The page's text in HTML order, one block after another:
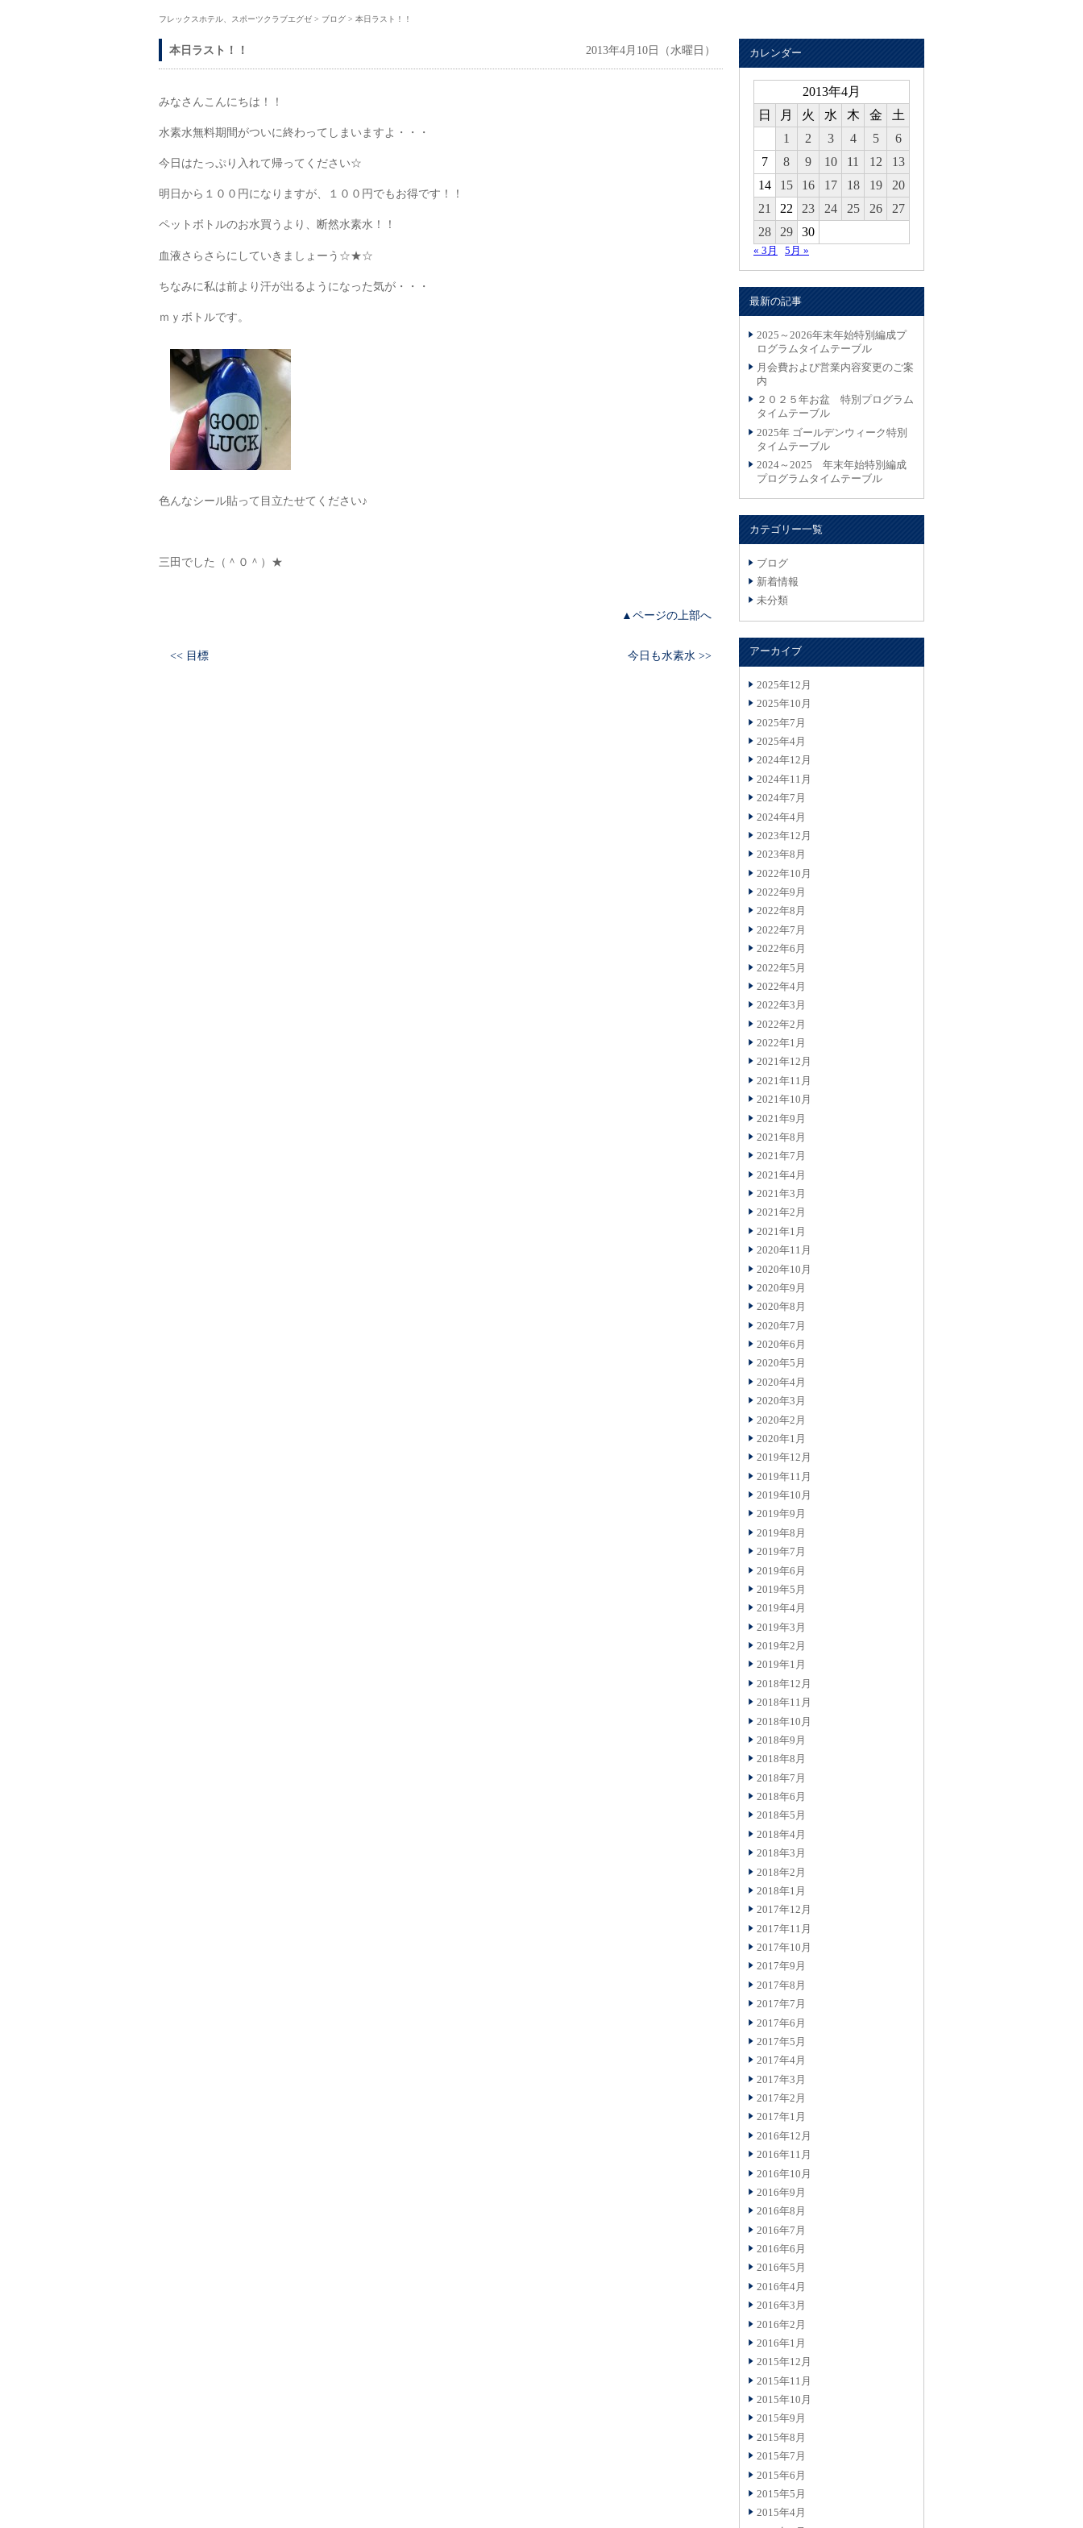
フレックスホテル、スポーツクラブエグゼ > ブログ > 本日ラスト！！
カレンダー
2013年4月
日
月 火 水 木 金
土
1
2 3 4 5
6
7
8 9 10 11 12
13
14
15 16 17 18 19
20
21
22 23 24 25 26
27
28
29 30
« 3月 5月 »
最新の記事
2025～2026年末年始特別編成プ
ログラムタイムテーブル
月会費および営業内容変更のご案
内
２０２５年お盆 特別プログラム
タイムテーブル
2025年 ゴールデンウィーク特別
タイムテーブル
2024～2025 年末年始特別編成
プログラムタイムテーブル
カテゴリー一覧
ブログ
新着情報
未分類
アーカイブ
2025年12月
2025年10月
2025年7月
2025年4月
2024年12月
2024年11月
2024年7月
2024年4月
2023年12月
2023年8月
2022年10月
2022年9月
2022年8月
2022年7月
2022年6月
2022年5月
2022年4月
2022年3月
2022年2月
2022年1月
2021年12月
2021年11月
2021年10月
2021年9月
2021年8月
2021年7月
2021年4月
2021年3月
2021年2月
2021年1月
2020年11月
2020年10月
2020年9月
2020年8月
2020年7月
2020年6月
2020年5月
2020年4月
2020年3月
2020年2月
2020年1月
2019年12月
2019年11月
2019年10月
2019年9月
2019年8月
2019年7月
2019年6月
2019年5月
2019年4月
2019年3月
2019年2月
2019年1月
2018年12月
2018年11月
2018年10月
2018年9月
2018年8月
2018年7月
2018年6月
2018年5月
2018年4月
2018年3月
2018年2月
2018年1月
2017年12月
2017年11月
2017年10月
2017年9月
2017年8月
2017年7月
2017年6月
2017年5月
2017年4月
2017年3月
2017年2月
2017年1月
2016年12月
2016年11月
2016年10月
2016年9月
2016年8月
2016年7月
2016年6月
2016年5月
2016年4月
2016年3月
2016年2月
2016年1月
2015年12月
2015年11月
2015年10月
2015年9月
2015年8月
2015年7月
2015年6月
2015年5月
2015年4月
本日ラスト！！ 2013年4月10日（水曜日）
みなさんこんにちは！！
水素水無料期間がついに終わってしまいますよ・・・
今日はたっぷり入れて帰ってください☆
明日から１００円になりますが、１００円でもお得です！！
ペットボトルのお水買うより、断然水素水！！
血液さらさらにしていきましょーう☆★☆
ちなみに私は前より汗が出るようになった気が・・・
ｍｙボトルです。
色んなシール貼って目立たせてください♪
三田でした（＾０＾）★
▲ページの上部へ
<< 目標 今日も水素水 >>